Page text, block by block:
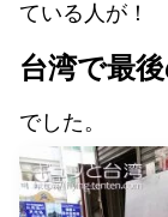
ている人が！
台湾で最
でした。